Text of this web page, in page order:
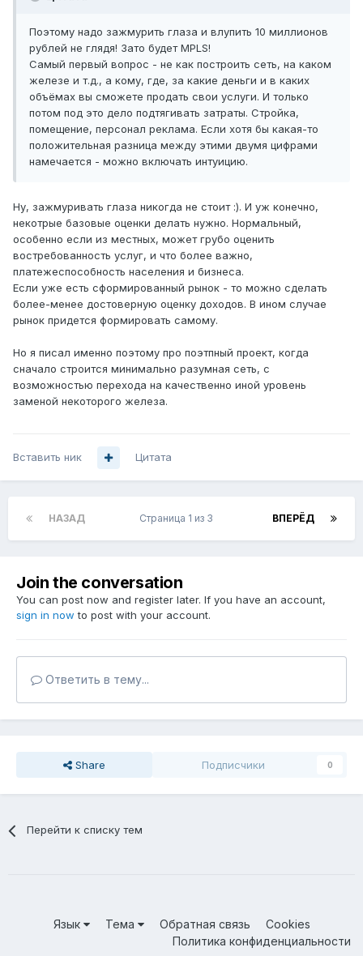
Поэтому надо зажмурить глаза и влупить 10 миллионов
рублей не глядя! Зато будет MPLS!
Самый первый вопрос - не как построить сеть, на каком
железе и т.д., а кому, где, за какие деньги и в каких
объёмах вы сможете продать свои услуги. И только
потом под это дело подтягивать затраты. Стройка,
помещение, персонал реклама. Если хотя бы какая-то
положительная разница между этими двумя цифрами
намечается - можно включать интуицию.
Ну, зажмуривать глаза никогда не стоит :). И уж конечно,
некотрые базовые оценки делать нужно. Нормальный,
особенно если из местных, может грубо оценить
востребованность услуг, и что более важно,
платежеспособность населения и бизнеса.
Если уже есть сформированный рынок - то можно сделать
более-менее достоверную оценку доходов. В ином случае
рынок придется формировать самому.
Но я писал именно поэтому про поэтпный проект, когда
сначало строится минимально разумная сеть, с
возможностью перехода на качественно иной уровень
заменой некоторого железа.
Вставить ник Цитата
НАЗАД ВПЕРЁД
Страница 1 из 3
Join the conversation
You can post now and register later. If you have an account,
sign in now to post with your account.
Ответить в тему...
Share Подписчики 0
Перейти к списку тем
Язык Тема Обратная связь
Cookies
Политика конфиденциальности